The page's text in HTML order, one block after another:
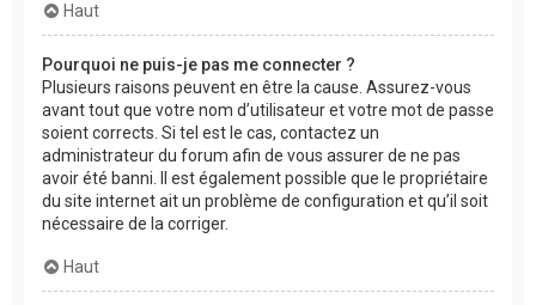
Haut
Pourquoi ne puis-je pas me connecter ?
Plusieurs raisons peuvent en être la cause. Assurez-vous
avant tout que votre nom d’utilisateur et votre mot de passe
soient corrects. Si tel est le cas, contactez un
administrateur du forum afin de vous assurer de ne pas
avoir été banni. Il est également possible que le propriétaire
du site internet ait un problème de configuration et qu’il soit
nécessaire de la corriger.
Haut